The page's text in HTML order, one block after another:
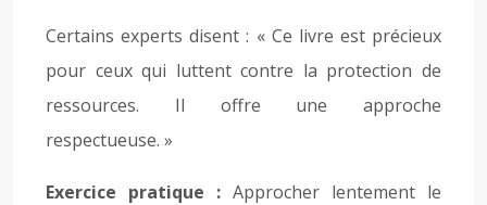
Certains experts disent : « Ce livre est précieux
pour ceux qui luttent contre la protection de
ressources. Il offre une approche
respectueuse. »
Exercice pratique : Approcher lentement le